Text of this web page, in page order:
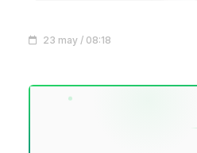
23 may / 08:18